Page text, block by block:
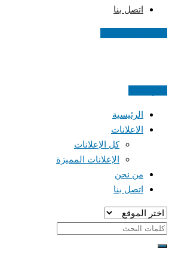
اتصل بنا
الرئيسية
الاعلانات
كل الإعلانات
الإعلانات المميزة
من نحن
اتصل بنا